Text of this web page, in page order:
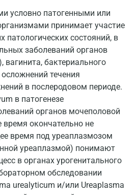
условно патогенными или
принимает участие
патологических состояний, в
заболеваний органов
бактериального
течения
в послеродовом периоде.
в патогенезе
органов мочеполовой
окончательно не
время под уреаплазмозом
уреаплазмой) понимают
в органах урогенитального
обследовании
urealyticum и/или Ureaplasma